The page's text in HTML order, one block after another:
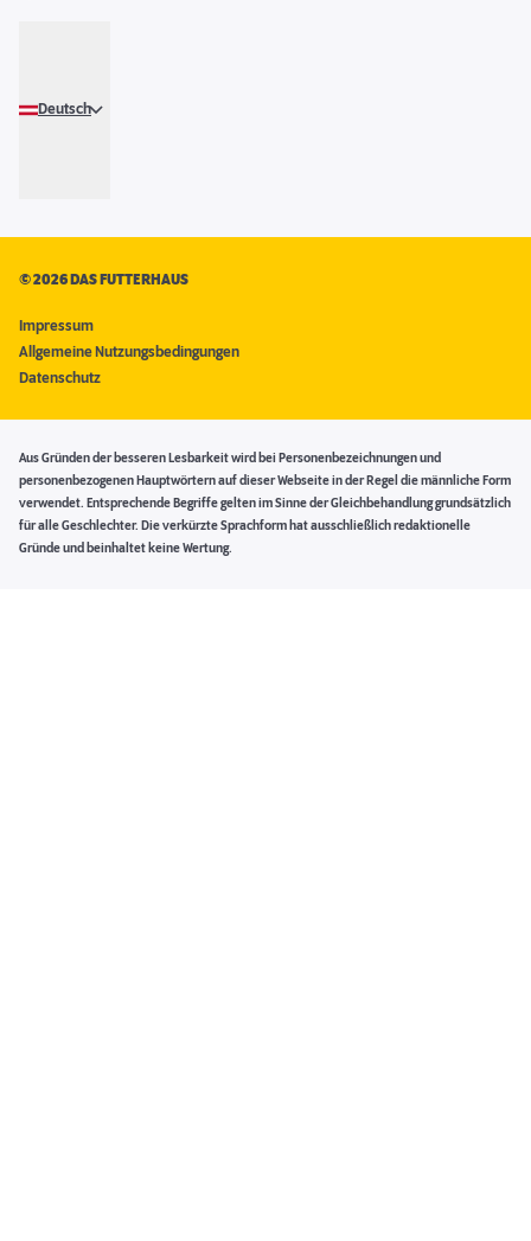
Deutsch
©2026 DAS FUTTERHAUS
Impressum
Allgemeine Nutzungsbedingungen
Datenschutz
Aus Gründen der besseren Lesbarkeit wird bei Personenbezeichnungen und
personenbezogenen Hauptwörtern auf dieser Webseite in der Regel die männliche Form
verwendet. Entsprechende Begriffe gelten im Sinne der Gleichbehandlung grundsätzlich
für alle Geschlechter. Die verkürzte Sprachform hat ausschließlich redaktionelle
Gründe und beinhaltet keine Wertung.